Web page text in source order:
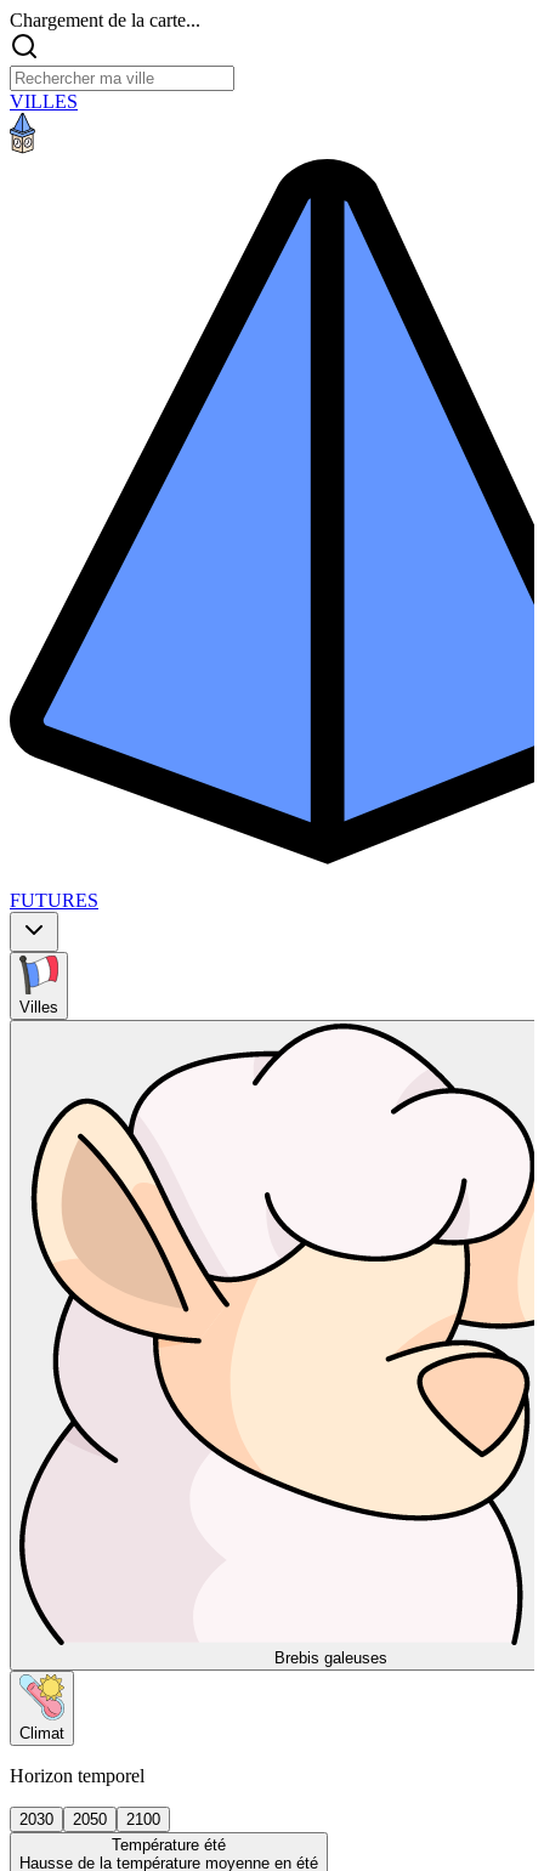
Chargement de la carte...
VILLES
FUTURES
Villes
Brebis galeuses
Climat
Horizon temporel
2030 2050
2100
Température été
Hausse de la température moyenne en été